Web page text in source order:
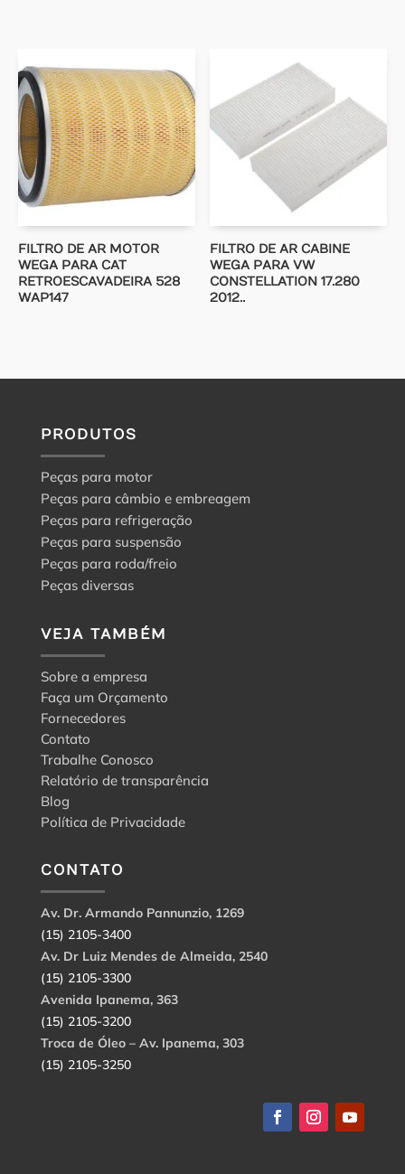
FILTRO DE AR MOTOR
WEGA PARA CAT
RETROESCAVADEIRA 528
WAP147
FILTRO DE AR CABINE
WEGA PARA VW
CONSTELLATION 17.280
2012..
PRODUTOS
Peças para motor
Peças para câmbio e embreagem
Peças para refrigeração
Peças para suspensão
Peças para roda/freio
Peças diversas
VEJA TAMBÉM
Sobre a empresa
Faça um Orçamento
Fornecedores
Contato
Trabalhe Conosco
Relatório de transparência
Blog
Política de Privacidade
CONTATO
Av. Dr. Armando Pannunzio, 1269
(15) 2105-3400
Av. Dr Luiz Mendes de Almeida, 2540
(15) 2105-3300
Avenida Ipanema, 363
(15) 2105-3200
Troca de Óleo – Av. Ipanema, 303
(15) 2105-3250